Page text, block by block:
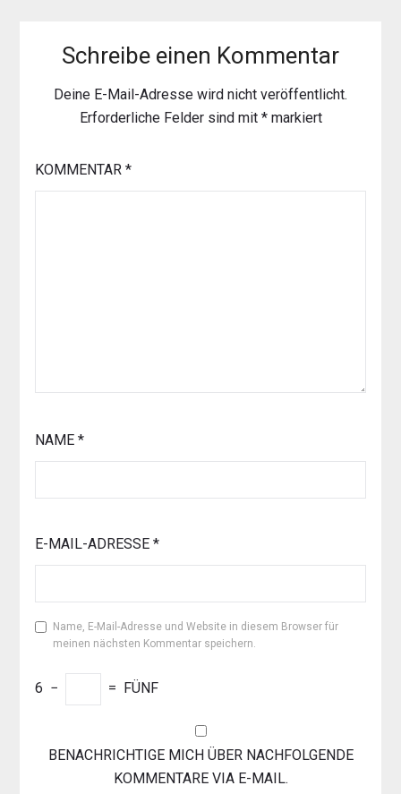
Schreibe einen Kommentar
Deine E-Mail-Adresse wird nicht veröffentlicht.
Erforderliche Felder sind mit *markiert
KOMMENTAR *
NAME *
E-MAIL-ADRESSE *
Name, E-Mail-Adresse und Website in diesem Browser für
meinen nächsten Kommentar speichern.
6 − = FÜNF
BENACHRICHTIGE MICH ÜBER NACHFOLGENDE
KOMMENTARE VIA E-MAIL.